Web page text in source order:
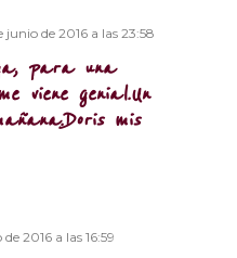
junio de 2016 a las 23:58
para una
viene genial.Un
mis
2016 a las 16:59